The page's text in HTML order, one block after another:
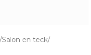
Salon en teck